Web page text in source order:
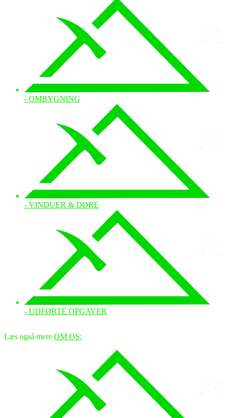
- OMBYGNING
- VINDUER & DØRE
- UDFØRTE OPGAVER
Læs også mere OM OS: